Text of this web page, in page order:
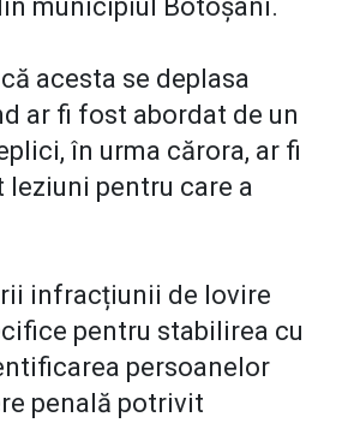
municipiul Botoșani.
acesta se deplasa
ar fi fost abordat de un
în urma cărora, ar fi
pentru care a
infracțiunii de lovire
pentru stabilirea cu
persoanelor
penală potrivit